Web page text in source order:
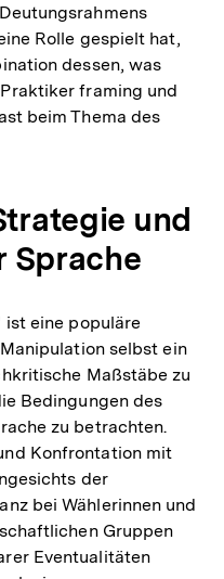
Rolle gespielt hat,
dessen, was
framing und
beim Thema des
und
Sprache
eine populäre
selbst ein
Maßstäbe zu
Bedingungen des
zu betrachten.
Konfrontation mit
der
bei Wählerinnen und
Gruppen
Eventualitäten